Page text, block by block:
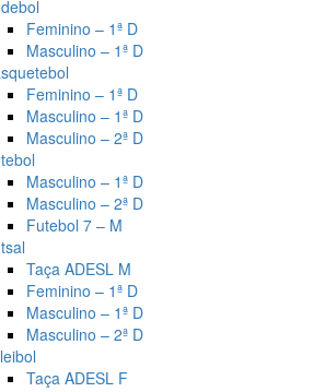
Feminino – 1ª D
Masculino – 1ª D
Feminino – 1ª D
Masculino – 1ª D
Masculino – 2ª D
Masculino – 1ª D
Masculino – 2ª D
Futebol 7 – M
Taça ADESL M
Feminino – 1ª D
Masculino – 1ª D
Masculino – 2ª D
Taça ADESL F